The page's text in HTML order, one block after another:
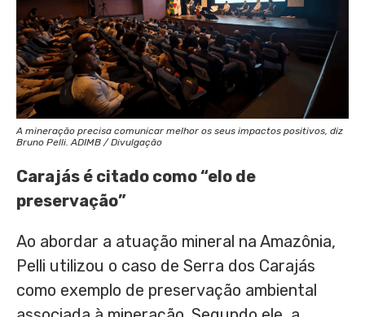
A mineração precisa comunicar melhor os seus impactos positivos, diz
Bruno Pelli. ADIMB / Divulgação
Carajás é citado como “elo de
preservação”
Ao abordar a atuação mineral na Amazônia,
Pelli utilizou o caso de Serra dos Carajás
como exemplo de preservação ambiental